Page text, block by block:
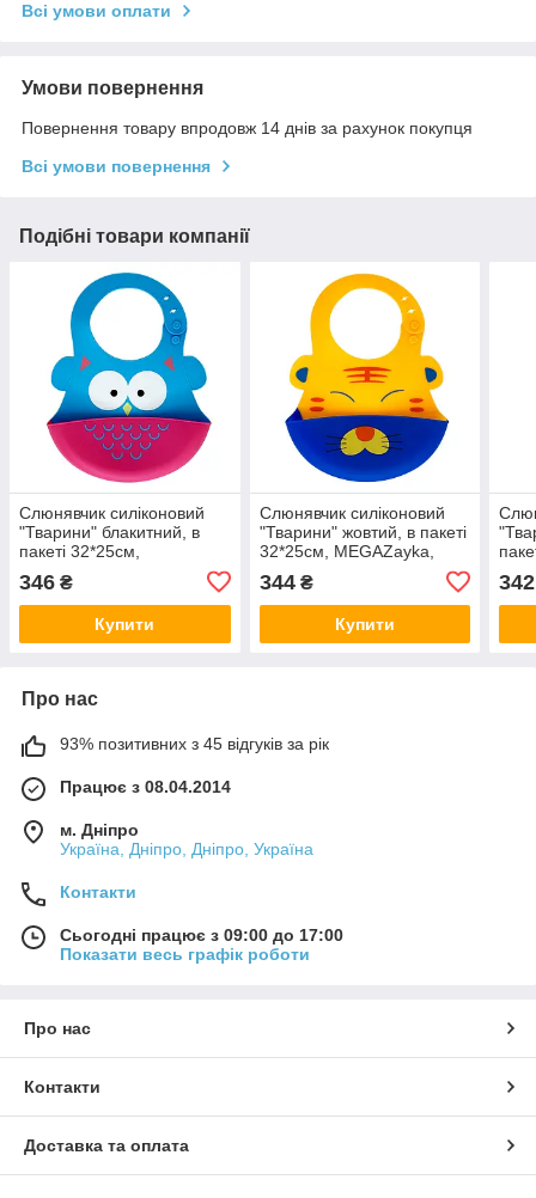
Всі умови оплати
Умови повернення
Повернення товару впродовж 14 днів за рахунок покупця
Всі умови повернення
Подібні товари компанії
Слюнявчик силіконовий
"Тварини" блакитний, в
пакеті 32*25см,
346 ₴
Купити
Слюнявчик силіконовий
"Тварини" жовтий, в пакеті
32*25см, MEGAZayka,
344₴
Купити
342
Про нас
93% позитивних з 45 відгуків за рік
Працює з 08.04.2014
м. Дніпро
Україна, Дніпро, Дніпро, Україна
Контакти
Сьогодні працює з 09:00 до 17:00
Показати весь графік роботи
Про нас
Контакти
Доставка та оплата